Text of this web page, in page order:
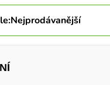
Nejprodávanější